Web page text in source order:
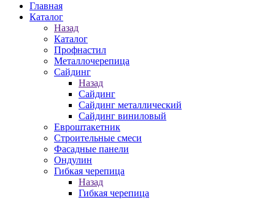
Главная
Каталог
Назад
Каталог
Профнастил
Металлочерепица
Сайдинг
Назад
Сайдинг
Сайдинг металлический
Сайдинг виниловый
Евроштакетник
Строительные смеси
Фасадные панели
Ондулин
Гибкая черепица
Назад
Гибкая черепица